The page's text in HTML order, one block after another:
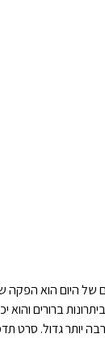
של היום הוא הפקה
ברורים
יותר גדול. סרט